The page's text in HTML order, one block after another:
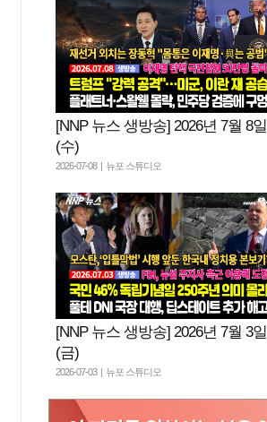
[NNP 뉴스 생방송] 2026년 7월 8일
(수)
2026-07-08 | 뉴포 스튜디오
[NNP 뉴스 생방송] 2026년 7월 3일
(금)
2026-07-03 | 뉴포 스튜디오